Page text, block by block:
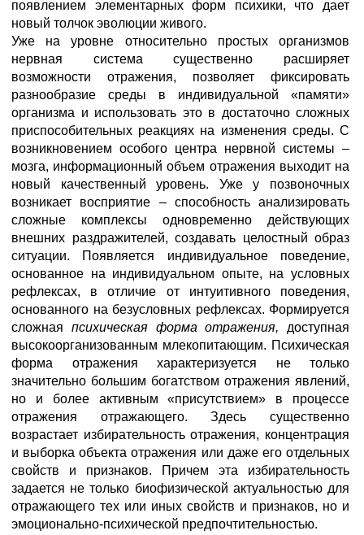
появлением элементарных форм психики, что дает
новый толчок эволюции живого.
Уже на уровне относительно простых организмов
нервная система существенно расширяет
возможности отражения, позволяет фиксировать
разнообразие среды в индивидуальной «памяти»
организма и использовать это в достаточно сложных
приспособительных реакциях на изменения среды. С
возникновением особого центра нервной системы –
мозга, информационный объем отражения выходит на
новый качественный уровень. Уже у позвоночных
возникает восприятие – способность анализировать
сложные комплексы одновременно действующих
внешних раздражителей, создавать целостный образ
ситуации. Появляется индивидуальное поведение,
основанное на индивидуальном опыте, на условных
рефлексах, в отличие от интуитивного поведения,
основанного на безусловных рефлексах. Формируется
сложная психическая форма отражения, доступная
высокоорганизованным млекопитающим. Психическая
форма отражения характеризуется не только
значительно большим богатством отражения явлений,
но и более активным «присутствием» в процессе
отражения отражающего. Здесь существенно
возрастает избирательность отражения, концентрация
и выборка объекта отражения или даже его отдельных
свойств и признаков. Причем эта избирательность
задается не только биофизической актуальностью для
отражающего тех или иных свойств и признаков, но и
эмоционально-психической предпочтительностью.